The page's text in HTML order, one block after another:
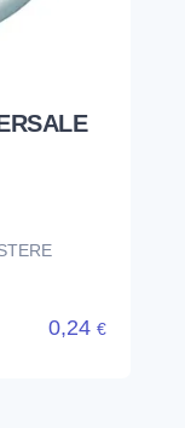
0,24 €